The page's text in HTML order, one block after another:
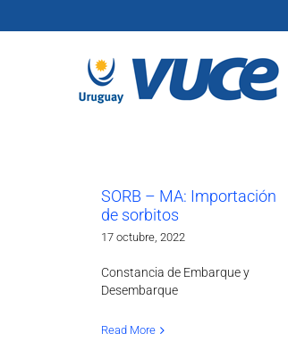
SORB – MA: Importación
de sorbitos
17 octubre, 2022
Constancia de Embarque y
Desembarque
Read More